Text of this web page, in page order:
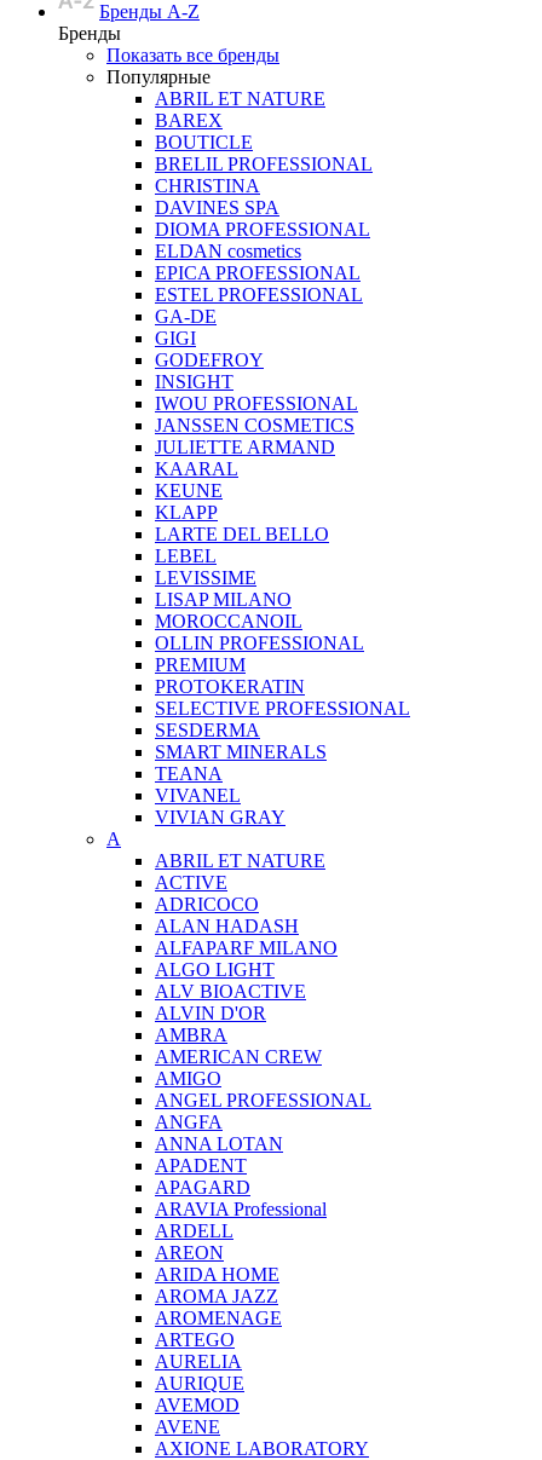
Бренды A-Z
Бренды
Показать все бренды
Популярные
ABRIL ET NATURE
BAREX
BOUTICLE
BRELIL PROFESSIONAL
CHRISTINA
DAVINES SPA
DIOMA PROFESSIONAL
ELDAN cosmetics
EPICA PROFESSIONAL
ESTEL PROFESSIONAL
GA-DE
GIGI
GODEFROY
INSIGHT
IWOU PROFESSIONAL
JANSSEN COSMETICS
JULIETTE ARMAND
KAARAL
KEUNE
KLAPP
LARTE DEL BELLO
LEBEL
LEVISSIME
LISAP MILANO
MOROCCANOIL
OLLIN PROFESSIONAL
PREMIUM
PROTOKERATIN
SELECTIVE PROFESSIONAL
SESDERMA
SMART MINERALS
TEANA
VIVANEL
VIVIAN GRAY
A
ABRIL ET NATURE
ACTIVE
ADRICOCO
ALAN HADASH
ALFAPARF MILANO
ALGO LIGHT
ALV BIOACTIVE
ALVIN D'OR
AMBRA
AMERICAN CREW
AMIGO
ANGEL PROFESSIONAL
ANGFA
ANNA LOTAN
APADENT
APAGARD
ARAVIA Professional
ARDELL
AREON
ARIDA HOME
AROMA JAZZ
AROMENAGE
ARTEGO
AURELIA
AURIQUE
AVEMOD
AVENE
AXIONE LABORATORY